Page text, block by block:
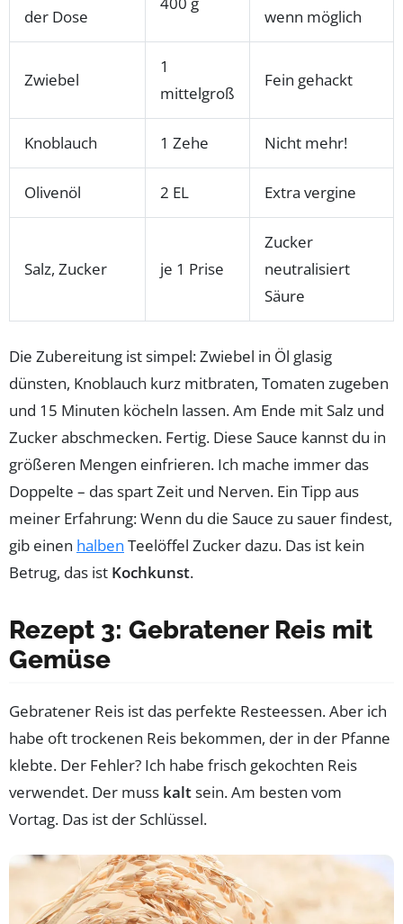
der Dose
wenn möglich
Zwiebel
1
mittelgroß
Fein gehackt
Knoblauch 1 Zehe Nicht mehr!
Olivenöl 2 EL Extra vergine
Salz, Zucker je 1 Prise
Zucker
neutralisiert
Säure
Die Zubereitung ist simpel: Zwiebel in Öl glasig
dünsten, Knoblauch kurz mitbraten, Tomaten zugeben
und 15 Minuten köcheln lassen. Am Ende mit Salz und
Zucker abschmecken. Fertig. Diese Sauce kannst du in
größeren Mengen einfrieren. Ich mache immer das
Doppelte – das spart Zeit und Nerven. Ein Tipp aus
meiner Erfahrung: Wenn du die Sauce zu sauer findest,
gib einen halben Teelöffel Zucker dazu. Das ist kein
Betrug, das ist Kochkunst.
Rezept 3: Gebratener Reis mit
Gemüse
Gebratener Reis ist das perfekte Resteessen. Aber ich
habe oft trockenen Reis bekommen, der in der Pfanne
klebte. Der Fehler? Ich habe frisch gekochten Reis
verwendet. Der muss kaltsein. Am besten vom
Vortag. Das ist der Schlüssel.